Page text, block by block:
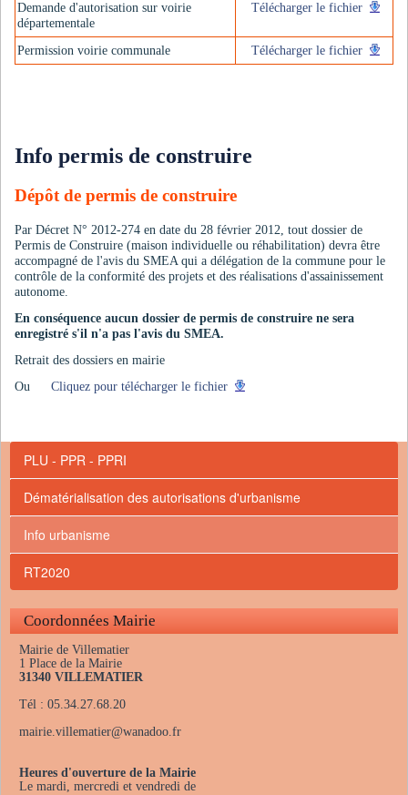
Demande d'autorisation sur voirie
départementale
Télécharger le fichier
Permission voirie communale Télécharger le fichier
Info permis de construire
Dépôt de permis de construire
Par Décret N° 2012-274 en date du 28 février 2012, tout dossier de
Permis de Construire (maison individuelle ou réhabilitation) devra être
accompagné de l'avis du SMEA qui a délégation de la commune pour le
contrôle de la conformité des projets et des réalisations d'assainissement
autonome.
En conséquence aucun dossier de permis de construire ne sera
enregistré s'il n'a pas l'avis du SMEA.
Retrait des dossiers en mairie
Ou
Cliquez pour télécharger le fichier
PLU - PPR - PPRI
Dématérialisation des autorisations d'urbanisme
Info urbanisme
RT2020
Coordonnées Mairie
Mairie de Villematier
1 Place de la Mairie
31340 VILLEMATIER
Tél : 05.34.27.68.20
mairie.villematier@wanadoo.fr
Heures d'ouverture de la Mairie
Le mardi, mercredi et vendredi de